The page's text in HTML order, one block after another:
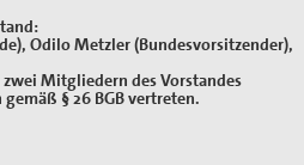
Odilo Metzler (Bundesvorsitzender),
Mitgliedern des Vorstandes
§ 26 BGB vertreten.